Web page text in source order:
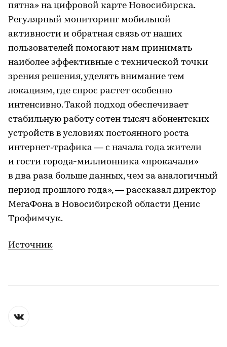
пятна» на цифровой карте Новосибирска.
Регулярный мониторинг мобильной
активности и обратная связь от наших
пользователей помогают нам принимать
наиболее эффективные с технической точки
зрения решения, уделять внимание тем
локациям, где спрос растет особенно
интенсивно. Такой подход обеспечивает
стабильную работу сотен тысяч абонентских
устройств в условиях постоянного роста
интернет‑трафика — с начала года жители
и гости города-миллионника «прокачали»
в два раза больше данных, чем за аналогичный
период прошлого года», — рассказал директор
МегаФона в Новосибирской области Денис
Трофимчук.
Источник